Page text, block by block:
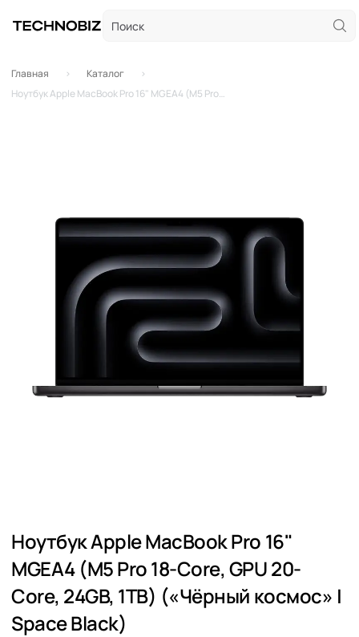
Главная
Каталог
Ноутбук Apple MacBook Pro 16" MGEA4 (M5 Pro 18-Core, GPU 20-Core, 24GB, 1TB) («Чёрный космос» | Space Black)
Ноутбук Apple MacBook Pro 16"
MGEA4 (M5 Pro 18-Core, GPU 20-
Core, 24GB, 1TB) («Чёрный космос» |
Space Black)